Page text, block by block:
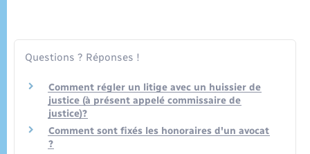
Questions ? Réponses !
Comment régler un litige avec un huissier de
justice (à présent appelé commissaire de
justice)?
Comment sont fixés les honoraires d'un avocat
?